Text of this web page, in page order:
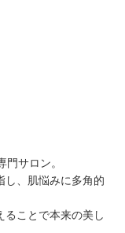
サロン。
し、肌悩みに多角的
ることで本来の美し